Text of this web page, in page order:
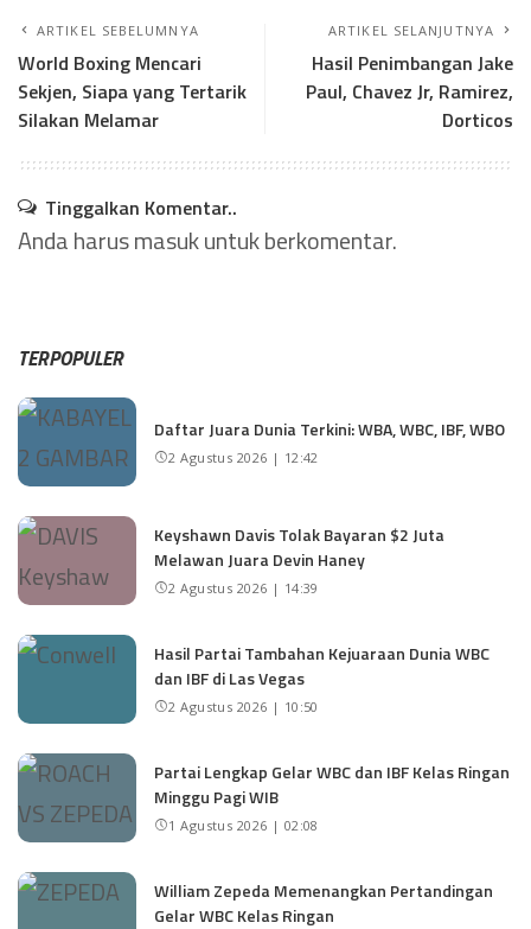
ARTIKEL SEBELUMNYA
World Boxing Mencari
Sekjen, Siapa yang Tertarik
Silakan Melamar
ARTIKEL SELANJUTNYA
Hasil Penimbangan Jake
Paul, Chavez Jr, Ramirez,
Dorticos
Tinggalkan Komentar..
Anda harusmasukuntuk berkomentar.
TERPOPULER
Daftar Juara Dunia Terkini: WBA, WBC, IBF, WBO
2 Agustus 2026 | 12:42
Keyshawn Davis Tolak Bayaran $2 Juta
Melawan Juara Devin Haney
2 Agustus 2026 | 14:39
Hasil Partai Tambahan Kejuaraan Dunia WBC
dan IBF di Las Vegas
2 Agustus 2026 | 10:50
Partai Lengkap Gelar WBC dan IBF Kelas Ringan
Minggu Pagi WIB
1 Agustus 2026 | 02:08
William Zepeda Memenangkan Pertandingan
Gelar WBC Kelas Ringan